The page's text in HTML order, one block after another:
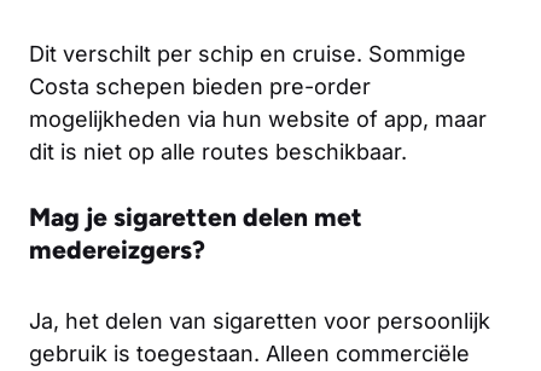
Dit verschilt per schip en cruise. Sommige
Costa schepen bieden pre-order
mogelijkheden via hun website of app, maar
dit is niet op alle routes beschikbaar.
Mag je sigaretten delen met
medereizgers?
Ja, het delen van sigaretten voor persoonlijk
gebruik is toegestaan. Alleen commerciële